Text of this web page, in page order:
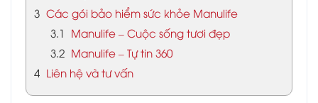
3 Các gói bảo hiểm sức khỏe Manulife
3.1
Manulife – Cuộc sống tươi đẹp
3.2 Manulife – Tự tin 360
4 Liên hệ và tư vấn